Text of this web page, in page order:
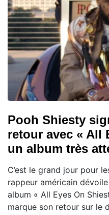
Pooh Shiesty
retour avec « All
un album très
C’est le grand jour pour
rappeur américain
album « All Eyes On
marque son retour sur le